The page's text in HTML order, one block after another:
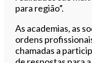
para região”.
As academias, as
ordens
chamadas a